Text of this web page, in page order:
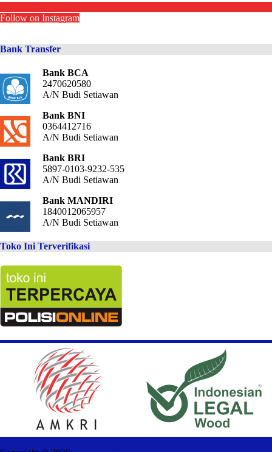
Follow on Instagram
Bank Transfer
Bank BCA
2470620580
A/N Budi Setiawan
Bank BNI
0364412716
A/N Budi Setiawan
Bank BRI
5897-0103-9232-535
A/N Budi Setiawan
Bank MANDIRI
1840012065957
A/N Budi Setiawan
Toko Ini Terverifikasi